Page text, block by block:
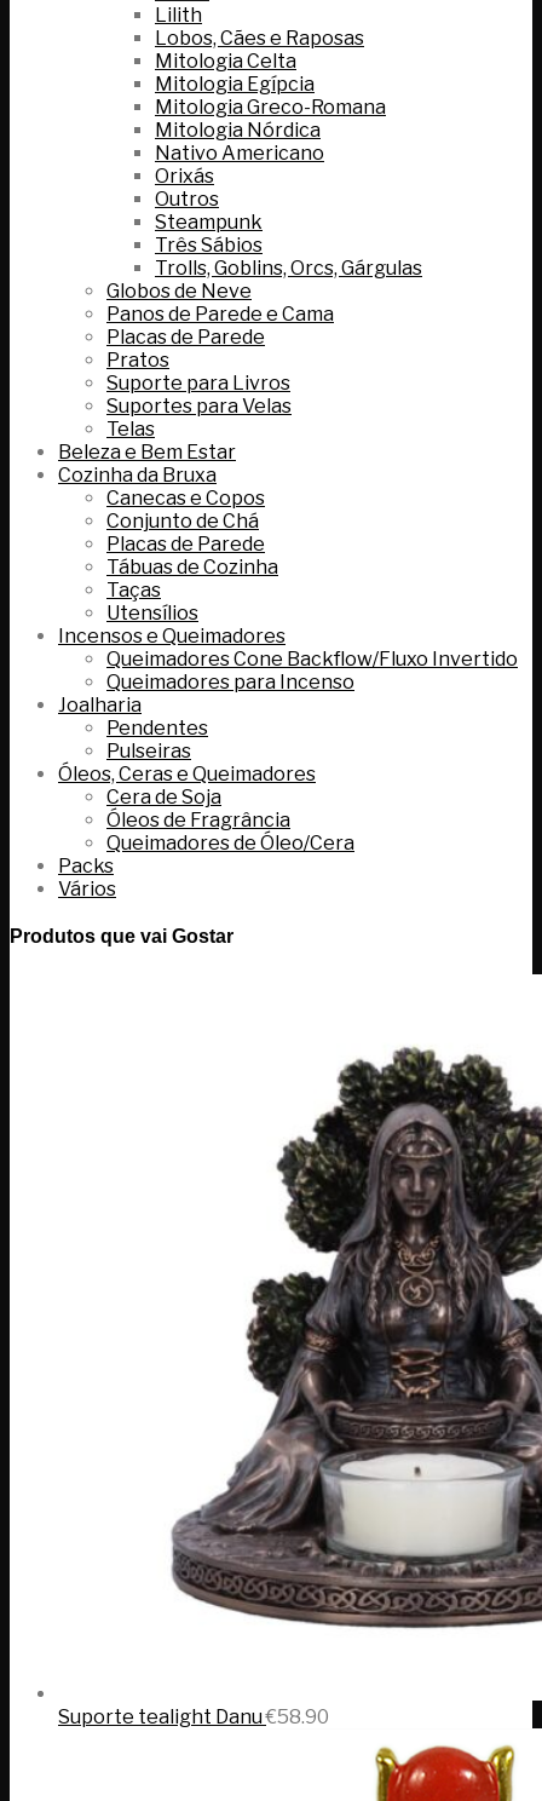
Lilith
Lobos, Cães e Raposas
Mitologia Celta
Mitologia Egípcia
Mitologia Greco-Romana
Mitologia Nórdica
Nativo Americano
Orixás
Outros
Steampunk
Três Sábios
Trolls, Goblins, Orcs, Gárgulas
Globos de Neve
Panos de Parede e Cama
Placas de Parede
Pratos
Suporte para Livros
Suportes para Velas
Telas
Beleza e Bem Estar
Cozinha da Bruxa
Canecas e Copos
Conjunto de Chá
Placas de Parede
Tábuas de Cozinha
Taças
Utensílios
Incensos e Queimadores
Queimadores Cone Backflow/Fluxo Invertido
Queimadores para Incenso
Joalharia
Pendentes
Pulseiras
Óleos, Ceras e Queimadores
Cera de Soja
Óleos de Fragrância
Queimadores de Óleo/Cera
Packs
Vários
Produtos que vai Gostar
Suporte tealight Danu€58.90